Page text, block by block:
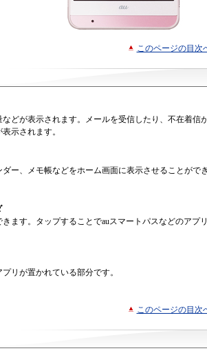
このページの目次
どが表示されます。メールを受信したり、不在着信
示されます。
ー、メモ帳などをホーム画面に表示させることがで
ます。タップすることでauスマートパスなどのアプ
リが置かれている部分です。
このページの目次